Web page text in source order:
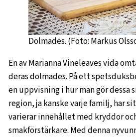
Dolmades. (Foto: Markus
En av Marianna Vineleaves vida
deras dolmades. På ett
en uppvisning i hur man gör dessa
region, ja kanske varje familj, har
varierar innehållet med kryddor
smakförstärkare. Med denna